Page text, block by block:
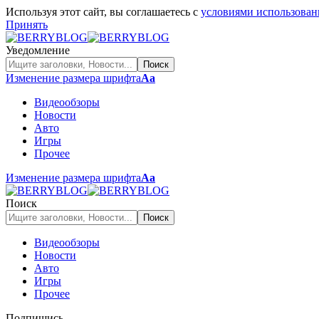
Используя этот сайт, вы соглашаетесь с условиями
Принять
Уведомление
Изменение размера шрифтаАа
Видеообзоры
Новости
Авто
Игры
Прочее
Изменение размера шрифтаАа
Поиск
Видеообзоры
Новости
Авто
Игры
Прочее